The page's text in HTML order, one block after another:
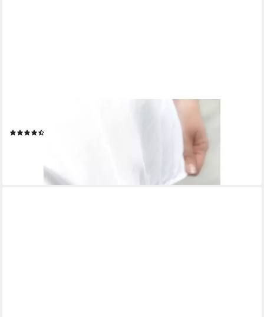
Matratzenschoner Wasserdichte Matratzenschoner mit
lieferbar - in 4-5 Werktagen bei dir